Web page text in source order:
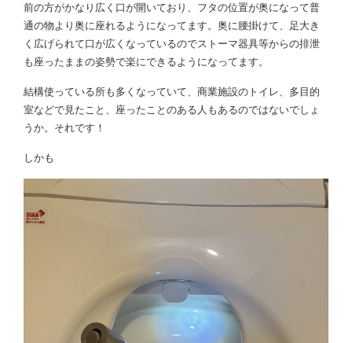
前の方がかなり広く口が開いており、フタの位置が奥になって普
通の物より奥に座れるようになってます。奥に腰掛けて、足大き
く広げられて口が広くなっているのでストーマ器具等からの排泄
も座ったままの姿勢で楽にできるようになってます。
結構使っている所も多くなっていて、商業施設のトイレ、多目的
室などで見たこと、座ったことのある人もあるのではないでしょ
うか。それです！
しかも